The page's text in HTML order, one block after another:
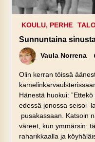
KOULU, PERHE
Sunnuntaina
Vaula Norrena
Olin kerran töissä
Hänestä huokui:
edessä jonossa seisoi
pusakassaan. Katsoin
väreet, kun ymmärsin:
raharikkaalla ja